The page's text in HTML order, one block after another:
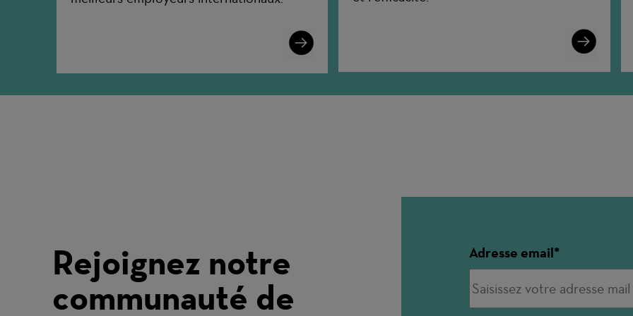
Learn
More
Learn
More
Rejoignez notre
communauté de
Adresse email